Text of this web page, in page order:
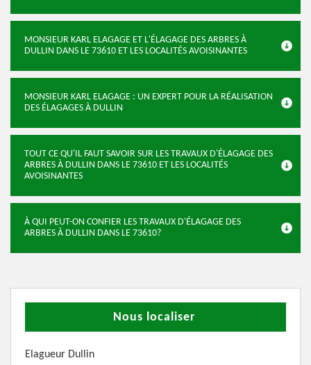
MONSIEUR KARL ELAGAGE ET L'ÉLAGAGE DES ARBRES À
DULLIN DANS LE 73610 ET LES LOCALITÉS AVOISINANTES
MONSIEUR KARL ELAGAGE : UN EXPERT POUR LA RÉALISATION
DES ÉLAGAGES À DULLIN
TOUT CE QU'IL FAUT SAVOIR SUR LES TRAVAUX D'ÉLAGAGE DES
ARBRES À DULLIN DANS LE 73610 ET LES LOCALITÉS
AVOISINANTES
À QUI PEUT-ON CONFIER LES TRAVAUX D'ÉLAGAGE DES
ARBRES À DULLIN DANS LE 73610?
Nous localiser
Elagueur Dullin